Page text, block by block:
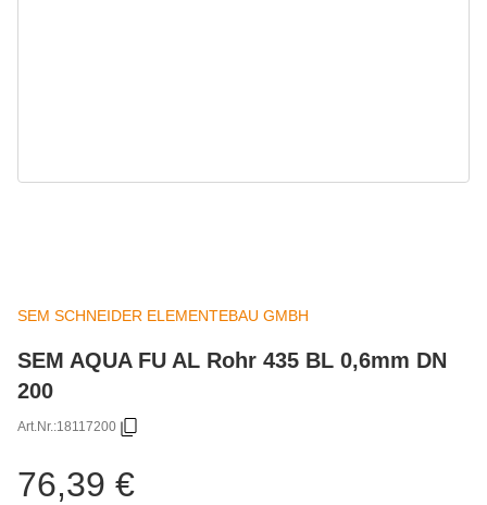
SEM SCHNEIDER ELEMENTEBAU GMBH
SEM AQUA FU AL Rohr 435 BL 0,6mm DN
200
Art.Nr.:18117200
76,39 €